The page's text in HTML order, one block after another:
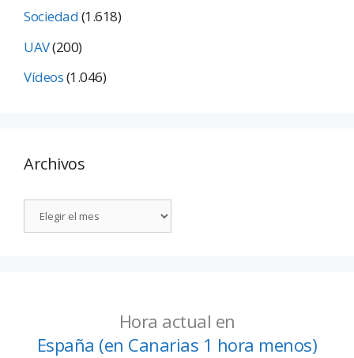
Sociedad(1.618)
UAV(200)
Vídeos(1.046)
Archivos
Hora actual en
España (en Canarias 1 hora menos)